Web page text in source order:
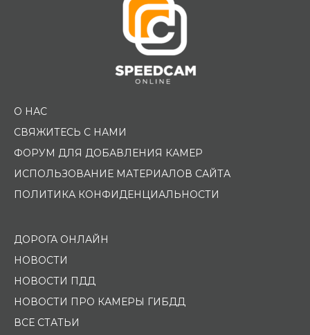
О НАС
СВЯЖИТЕСЬ С НАМИ
ФОРУМ ДЛЯ ДОБАВЛЕНИЯ КАМЕР
ИСПОЛЬЗОВАНИЕ МАТЕРИАЛОВ САЙТА
ПОЛИТИКА КОНФИДЕНЦИАЛЬНОСТИ
ДОРОГА ОНЛАЙН
НОВОСТИ
НОВОСТИ ПДД
НОВОСТИ ПРО КАМЕРЫ ГИБДД
ВСЕ СТАТЬИ